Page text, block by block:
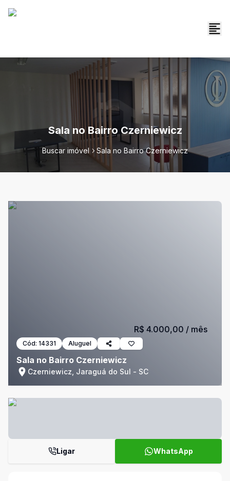
Sala no Bairro Czerniewicz
Buscar imóvel Sala no Bairro Czerniewicz
Cód: 14331 Aluguel
Sala no Bairro Czerniewicz
Czerniewicz, Jaraguá do Sul - SC
R$ 4.000,00 / mês
Ligar WhatsApp